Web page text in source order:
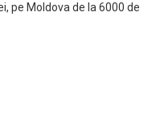
pe Moldova de la 6000 de